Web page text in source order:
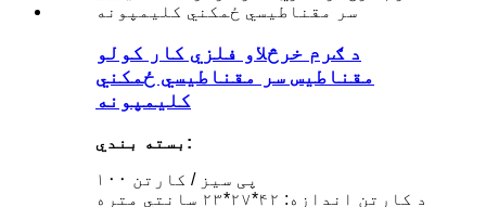
د ګرم خرڅلاو فلزي کار کولو
مقناطیس سر مقناطیسي ځمکني
کلیمپونه
بسته بندي:
۱۰۰ پی سیز / کارتن
د کارتن اندازه: ۴۲*۲۷*۲۳ سانتي متره